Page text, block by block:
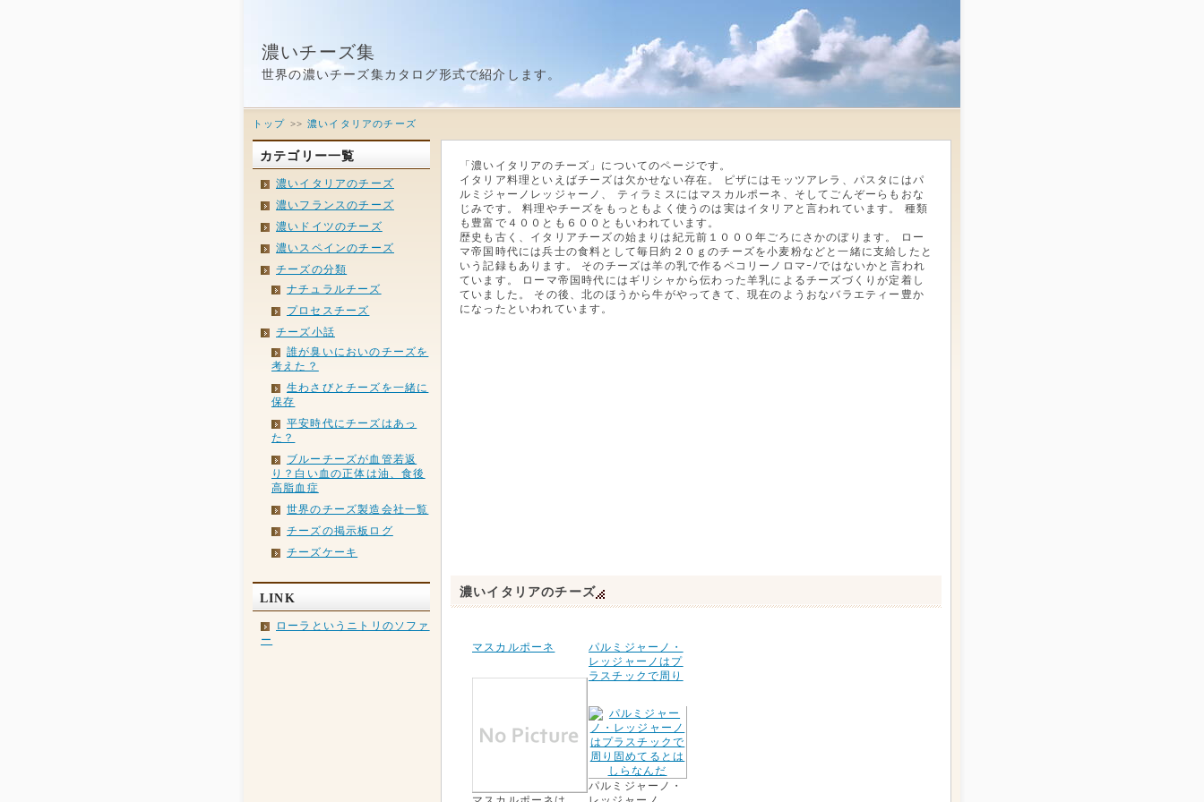
濃いチーズ集
世界の濃いチーズ集カタログ形式で紹介します。
トップ >> 濃いイタリアのチーズ
「濃いイタリアのチーズ」についてのページです。
イタリア料理といえばチーズは欠かせない存在。 ピザにはモッツアレラ、パスタにはパ
ルミジャーノレッジャーノ、 ティラミスにはマスカルポーネ、そしてごんぞーらもおな
じみです。 料理やチーズをもっともよく使うのは実はイタリアと言われています。 種類
も豊富で４００とも６００ともいわれています。
歴史も古く、イタリアチーズの始まりは紀元前１０００年ごろにさかのぼります。 ロー
マ帝国時代には兵士の食料として毎日約２０ｇのチーズを小麦粉などと一緒に支給したと
いう記録もあります。 そのチーズは羊の乳で作るペコリーノロマｰﾉではないかと言われ
ています。 ローマ帝国時代にはギリシャから伝わった羊乳によるチーズづくりが定着し
ていました。 その後、北のほうから牛がやってきて、現在のようおなバラエティー豊か
になったといわれています。
濃いイタリアのチーズ
マスカルポーネ
パルミジャーノ・
レッジャーノはプ
ラスチックで周り
パルミジャーノ・
カテゴリー一覧
濃いイタリアのチーズ
濃いフランスのチーズ
濃いドイツのチーズ
濃いスペインのチーズ
チーズの分類
ナチュラルチーズ
プロセスチーズ
チーズ小話
誰が臭いにおいのチーズを
考えた？
生わさびとチーズを一緒に
保存
平安時代にチーズはあっ
た？
ブルーチーズが血管若返
り？白い血の正体は油、食後
高脂血症
世界のチーズ製造会社一覧
チーズの掲示板ログ
チーズケーキ
LINK
ローラというニトリのソファ
ー